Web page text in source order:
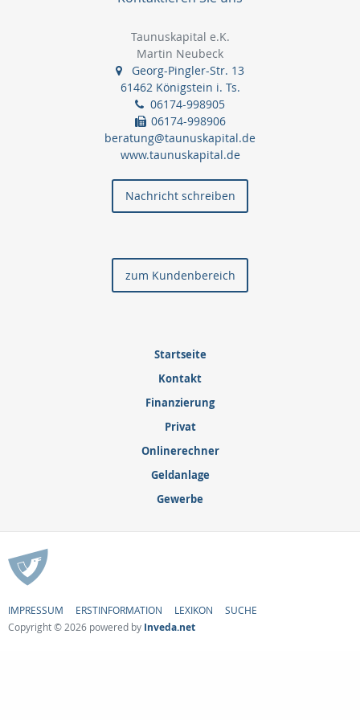
Taunuskapital e.K.
Martin Neubeck
Georg-Pingler-Str. 13
61462 Königstein i. Ts.
06174-998905
06174-998906
beratung@taunuskapital.de
www.taunuskapital.de
Nachricht schreiben
zum Kundenbereich
Startseite
Kontakt
Finanzierung
Privat
Onlinerechner
Geldanlage
Gewerbe
IMPRESSUM ERSTINFORMATION LEXIKON
SUCHE
Copyright © 2026 powered by Inveda.net